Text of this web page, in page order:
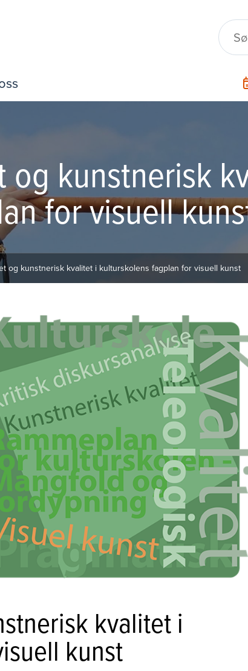
kunstnerisk
for visuell
og kunstnerisk kvalitet i kulturskolens fagplan for visuell kunst
kvalitet i
kunst